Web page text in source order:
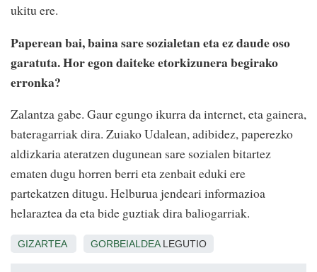
ukitu ere.
Paperean bai, baina sare sozialetan eta ez daude oso
garatuta. Hor egon daiteke etorkizunera begirako
erronka?
Zalantza gabe. Gaur egungo ikurra da internet, eta gainera,
bateragarriak dira. Zuiako Udalean, adibidez, paperezko
aldizkaria ateratzen dugunean sare sozialen bitartez
ematen dugu horren berri eta zenbait eduki ere
partekatzen ditugu. Helburua jendeari informazioa
helaraztea da eta bide guztiak dira baliogarriak.
GIZARTEA GORBEIALDEALEGUTIO